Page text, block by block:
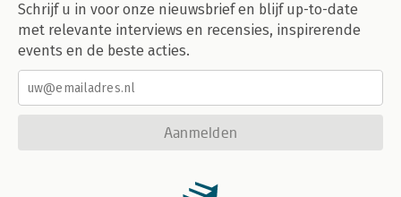
Schrijf u in voor onze nieuwsbrief en blijf up-to-date
met relevante interviews en recensies, inspirerende
events en de beste acties.
Aanmelden